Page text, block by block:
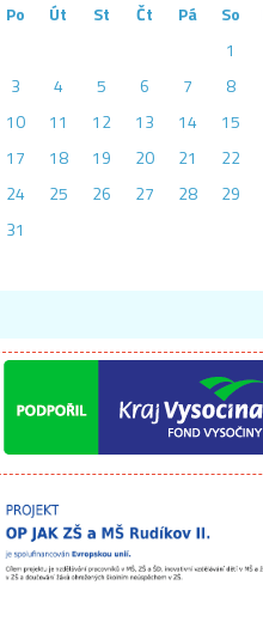
Po Út St Čt Pá So
1
3
4 5 6 7 8
10
11 12 13 14 15
17
18 19 20 21 22
24
25 26 27 28 29
31